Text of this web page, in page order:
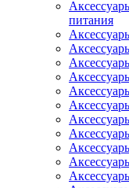
питания